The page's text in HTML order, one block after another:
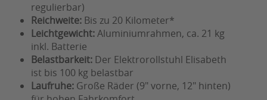
regulierbar)
Reichweite: Bis zu 20 Kilometer*
Leichtgewicht:Aluminiumrahmen, ca. 21 kg
inkl. Batterie
Belastbarkeit: Der Elektrorollstuhl Elisabeth
ist bis 100 kg belastbar
Laufruhe: Große Räder (9" vorne, 12" hinten)